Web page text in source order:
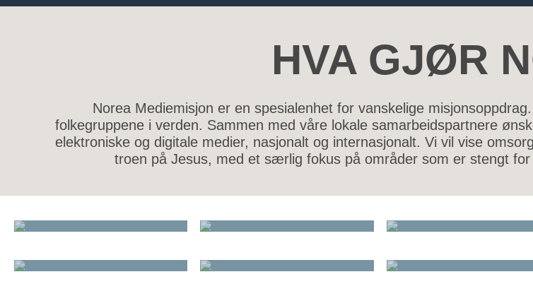
HVA GJØR
Norea Mediemisjon er en spesialenhet for vanskelige
folkegruppene i verden. Sammen med våre lokale samarbeidspartnere
elektroniske og digitale medier, nasjonalt og internasjonalt. Vi vil vise
troen på Jesus, med et særlig fokus på områder som er stengt